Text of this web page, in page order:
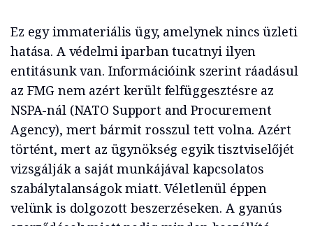
Ez egy immateriális ügy, amelynek nincs üzleti
hatása. A védelmi iparban tucatnyi ilyen
entitásunk van. Információink szerint ráadásul
az FMG nem azért került felfüggesztésre az
NSPA-nál (NATO Support and Procurement
Agency), mert bármit rosszul tett volna. Azért
történt, mert az ügynökség egyik tisztviselőjét
vizsgálják a saját munkájával kapcsolatos
szabálytalanságok miatt. Véletlenül éppen
velünk is dolgozott beszerzéseken. A gyanús